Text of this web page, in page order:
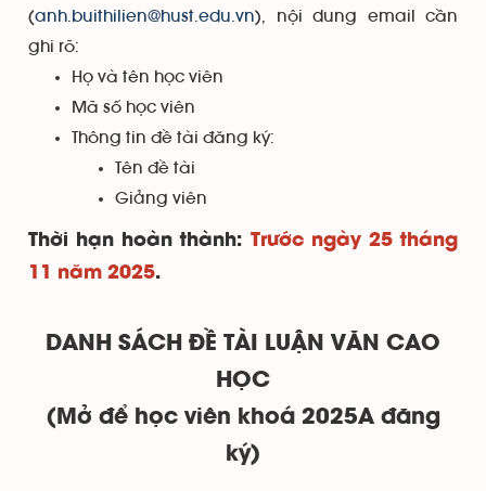
(anh.buithilien@hust.edu.vn), nội dung email cần
ghi rõ:
Họ và tên học viên
Mã số học viên
Thông tin đề tài đăng ký:
Tên đề tài
Giảng viên
Thời hạn hoàn thành: Trước ngày 25 tháng
11 năm 2025.
DANH SÁCH ĐỀ TÀI LUẬN VĂN CAO
HỌC
(Mở để học viên khoá 2025A đăng
ký)